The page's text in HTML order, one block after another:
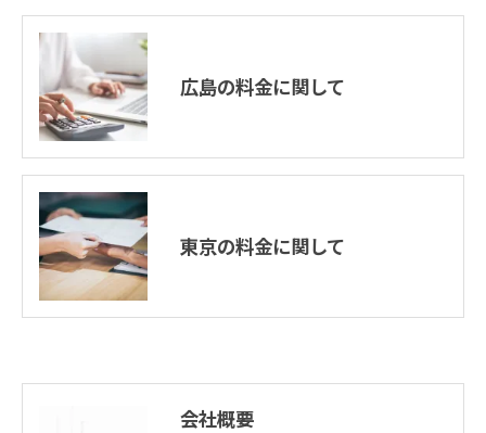
広島の料金に関して
東京の料金に関して
会社概要